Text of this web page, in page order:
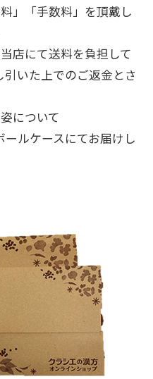
」「手数料」を頂戴し
店にて送料を負担して
いた上でのご返金とさ
について
ールケースにてお届けし